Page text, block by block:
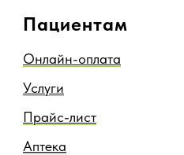
Пациентам
Онлайн-оплата
Услуги
Прайс-лист
Аптека